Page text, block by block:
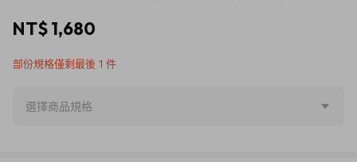
NT$ 1,680
部份規格僅剩最後 1 件
選擇商品規格